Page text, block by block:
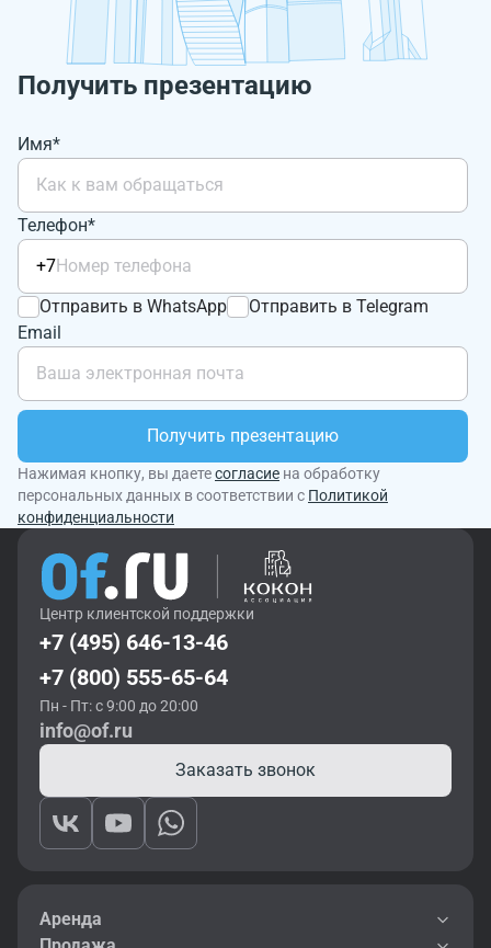
Получить презентацию
Имя*
Телефон*
+7
Отправить в WhatsApp
Отправить в Telegram
Email
Получить презентацию
Нажимая кнопку, вы даетесогласие на обработку
персональных данных в соответствии с Политикой
конфиденциальности
Центр клиентской поддержки
+7 (495) 646-13-46
+7 (800) 555-65-64
Пн - Пт: с 9:00 до 20:00
info@of.ru
Заказать звонок
Аренда